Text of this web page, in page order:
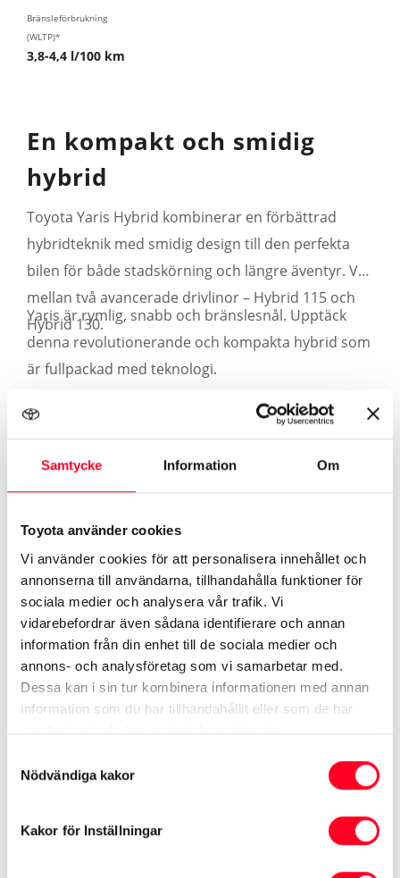
Samtycke Information Om
Toyota använder cookies
Vi använder cookies för att personalisera innehållet och
annonserna till användarna, tillhandahålla funktioner för
sociala medier och analysera vår trafik. Vi
vidarebefordrar även sådana identifierare och annan
information från din enhet till de sociala medier och
annons- och analysföretag som vi samarbetar med.
Dessa kan i sin tur kombinera informationen med annan
information som du har tillhandahållit eller som de har
samlat in när du har använt deras tjänster.
Nödvändiga kakor
Kakor för Inställningar
Bränsleförbrukning
(WLTP)*
3,8-4,4 l/100 km
En kompakt och smidig
hybrid
Toyota Yaris Hybrid kombinerar en förbättrad
hybridteknik med smidig design till den perfekta
bilen för både stadskörning och längre äventyr. Välj
mellan två avancerade drivlinor – Hybrid 115 och
Hybrid 130.
Yaris är rymlig, snabb och bränslesnål. Upptäck
denna revolutionerande och kompakta hybrid som
är fullpackad med teknologi.
Mer om Yaris Hybrid
Se kampanj på Yaris ›
Begagnade Yaris ›
Se mer på Toyota.se
Yaris Hybrid
* Värden enligt nya testcykeln WLTP som gäller för förbrukning och
koldioxid (CO ) vid blandad körning. Denna deklaration är främst avsedd